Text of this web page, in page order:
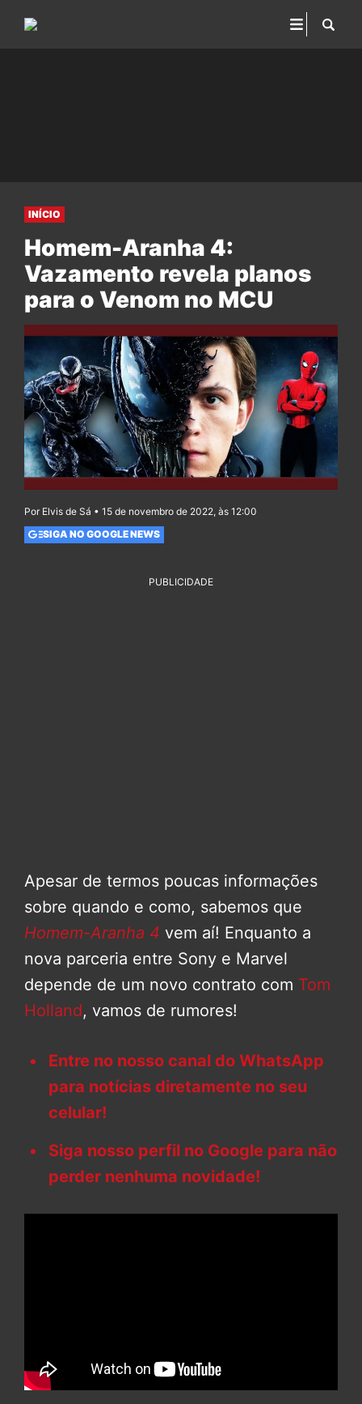
INÍCIO
Homem-Aranha 4:
Vazamento revela planos
para o Venom no MCU
Por Elvis de Sá • 15 de novembro de 2022, às 12:00
SIGA NO GOOGLE NEWS
PUBLICIDADE
Apesar de termos poucas informações
sobre quando e como, sabemos que
Homem-Aranha 4 vem aí! Enquanto a
nova parceria entre Sony e Marvel
depende de um novo contrato com Tom
Holland, vamos de rumores!
Entre no nosso canal do WhatsApp
para notícias diretamente no seu
celular!
Siga nosso perfil no Google para não
perder nenhuma novidade!